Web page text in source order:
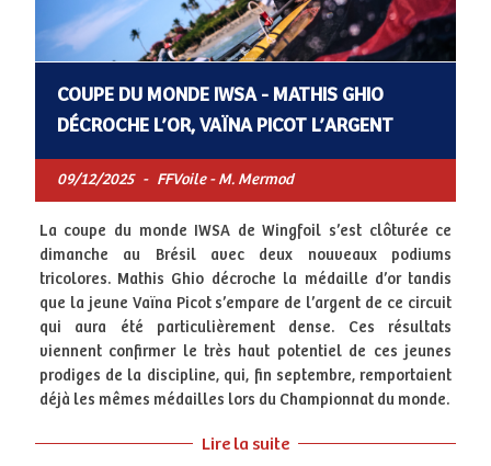
COUPE DU MONDE IWSA - MATHIS GHIO
DÉCROCHE L’OR, VAÏNA PICOT L’ARGENT
09/12/2025 - FFVoile - M. Mermod
La coupe du monde IWSA de Wingfoil s’est clôturée ce
dimanche au Brésil avec deux nouveaux podiums
tricolores. Mathis Ghio décroche la médaille d’or tandis
que la jeune Vaïna Picot s’empare de l’argent de ce circuit
qui aura été particulièrement dense. Ces résultats
viennent confirmer le très haut potentiel de ces jeunes
prodiges de la discipline, qui, fin septembre, remportaient
déjà les mêmes médailles lors du Championnat du monde.
Lire la suite